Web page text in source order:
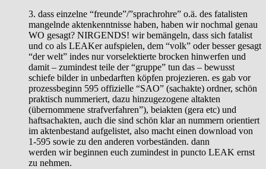
3. dass einzelne “freunde”/”sprachrohre” o.ä. des fatalisten
mangelnde aktenkenntnisse haben, haben wir nochmal genau
WO gesagt? NIRGENDS! wir bemängeln, dass sich fatalist
und co als LEAKer aufspielen, dem “volk” oder besser gesagt
“der welt” indes nur vorselektierte brocken hinwerfen und
damit – zumindest teile der “gruppe” tun das – bewusst
schiefe bilder in unbedarften köpfen projezieren. es gab vor
prozessbeginn 595 offizielle “SAO” (sachakte) ordner, schön
praktisch nummeriert, dazu hinzugezogene altakten
(übernommene strafverfahren”), beiakten (gera etc) und
haftsachakten, auch die sind schön klar an nummern orientiert
im aktenbestand aufgelistet, also macht einen download von
1-595 sowie zu den anderen vorbeständen. dann
werden wir beginnen euch zumindest in puncto LEAK ernst
zu nehmen.